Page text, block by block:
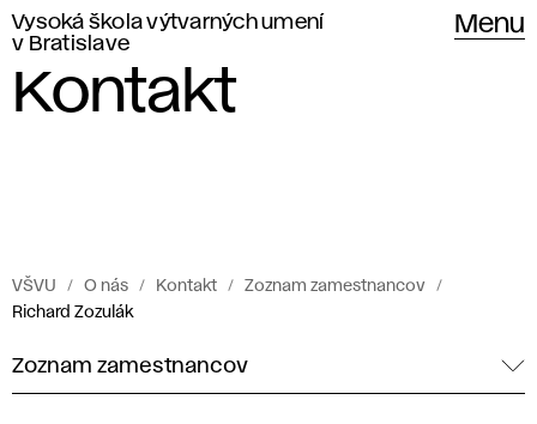
Vysoká škola výtvarných umení
v Bratislave
Menu
Kontakt
VŠVU O nás Kontakt
Zoznam zamestnancov
Richard Zozulák
Zoznam zamestnancov